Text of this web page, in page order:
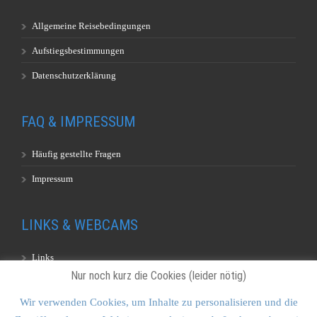
Allgemeine Reisebedingungen
Aufstiegsbestimmungen
Datenschutzerklärung
FAQ & IMPRESSUM
Häufig gestellte Fragen
Impressum
LINKS & WEBCAMS
Links
Nur noch kurz die Cookies (leider nötig)
Wir verwenden Cookies, um Inhalte zu personalisieren und die